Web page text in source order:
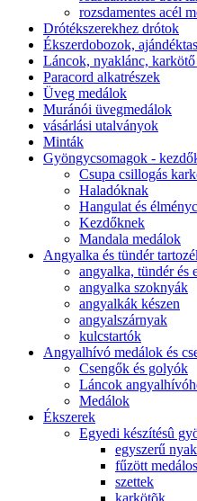
rozsdamentes acél
Drótékszerekhez drótok
Ékszerdobozok,
Láncok, nyaklánc,
Paracord alkatrészek
Üveg medálok
Muránói üvegmedálok
vásárlási utalványok
Minták
Gyöngycsomagok -
Csupa csillogás
Haladóknak
Hangulat és
Kezdőknek
Mandala medálok
Angyalka és tündér
angyalka, tündér és
angyalka szoknyák
angyalkák készen
angyalszárnyak
kulcstartók
Angyalhívó medálok és
Csengők és golyók
Láncok
Medálok
Ékszerek
Egyedi készítésû
egyszerű
fűzött
szettek